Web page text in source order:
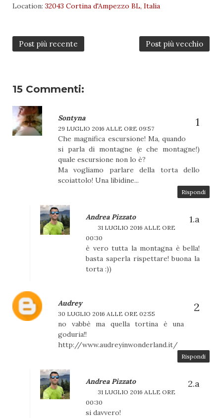
Location: 32043 Cortina d'Ampezzo BL, Italia
Post più recente Post più vecchio
15 Commenti:
Sontyna
29 LUGLIO 2016 ALLE ORE 09:57
Che magnifica escursione! Ma, quando
si parla di montagne (e che montagne!)
quale escursione non lo è?
Ma vogliamo parlare della torta dello
scoiattolo! Una libidine...
Rispondi
Andrea Pizzato
31 LUGLIO 2016 ALLE ORE
00:30
è vero tutta la montagna è bella!
basta saperla rispettare! buona la
torta :))
Audrey
30 LUGLIO 2016 ALLE ORE 02:55
no vabbè ma quella tortina è una
goduria!!
http://www.audreyinwonderland.it/
Rispondi
Andrea Pizzato
31 LUGLIO 2016 ALLE ORE
00:30
si davvero!